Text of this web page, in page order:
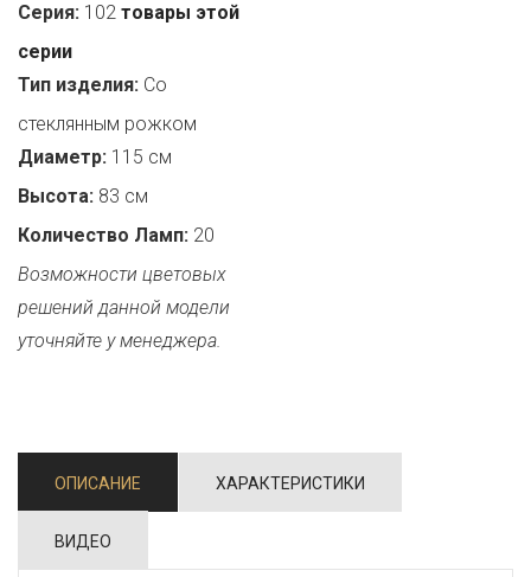
Серия: 102 товары этой
серии
Тип изделия: Со
стеклянным рожком
Диаметр: 115 см
Высота: 83 см
Количество Ламп: 20
Возможности цветовых
решений данной модели
уточняйте у менеджера.
ОПИСАНИЕ ХАРАКТЕРИСТИКИ
ВИДЕО